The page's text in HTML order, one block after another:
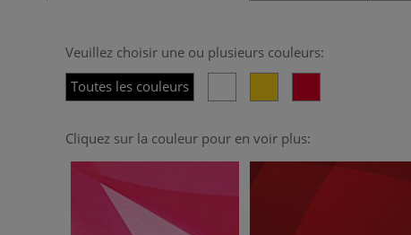
Veuillez choisir une ou plusieurs couleurs:
Toutes les couleurs
Cliquez sur la couleur pour en voir plus: